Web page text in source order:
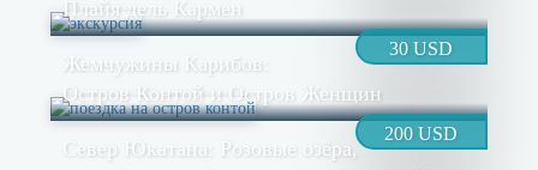
Плайя дель Кармен
30 USD
Жемчужины Карибов:
Остров Контой и Остров Женщин
200 USD
Север Юкатана: Розовые озёра,